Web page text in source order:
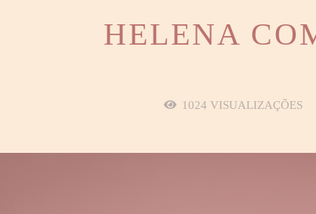
HELENA
1024 VISUALIZAÇÕES